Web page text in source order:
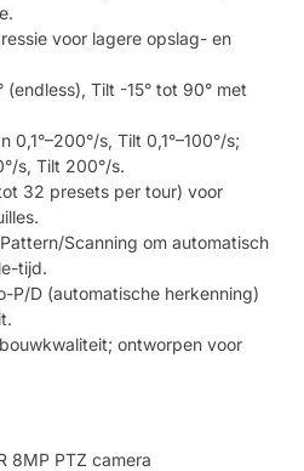
voor lagere opslag- en
(endless), Tilt -15° tot 90° met
0,1°–200°/s, Tilt 0,1°–100°/s;
s, Tilt 200°/s.
32 presets per tour) voor
Scanning om automatisch
tijd.
P/D (automatische herkenning)
ontworpen voor
8MP PTZ camera